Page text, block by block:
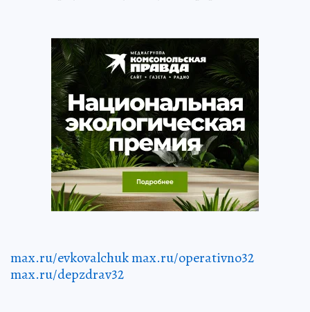
max.ru/evkovalchukmax.ru/operativno32
max.ru/depzdrav32